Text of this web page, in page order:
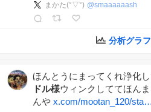
まかた(°▽°) @smaaaaaash
分析グラ
ほんとうにまってくれ浄化
ドル様ウィンクしててほん
んや x.com/mootan_120/sta…